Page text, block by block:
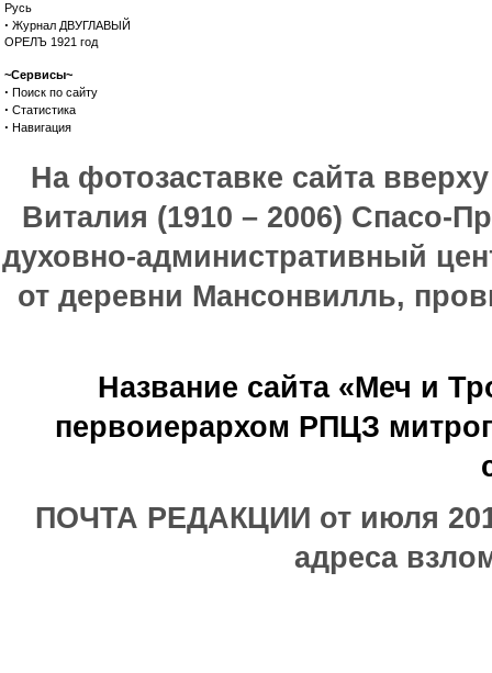
Русь
· Журнал ДВУГЛАВЫЙ
ОРЕЛЪ 1921 год
~Сервисы~
· Поиск по сайту
· Статистика
· Навигация
На фотозаставке сайта
Виталия (1910 – 2006) Спасо-
духовно-административный
от деревни Мансонвилль,
Название сайта «Меч и
первоиерархом РПЦЗ
ПОЧТА РЕДАКЦИИ от июля
адреса